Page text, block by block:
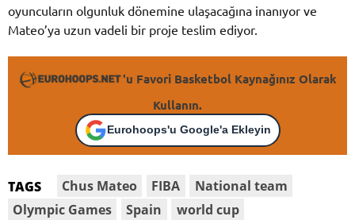
oyuncuların olgunluk dönemine ulaşacağına inanıyor ve
Mateo’ya uzun vadeli bir proje teslim ediyor.
'u Favori Basketbol Kaynağınız Olarak
Kullanın.
Eurohoops'u Google'a Ekleyin
TAGS Chus Mateo FIBA
National team
Olympic Games
Spain world cup